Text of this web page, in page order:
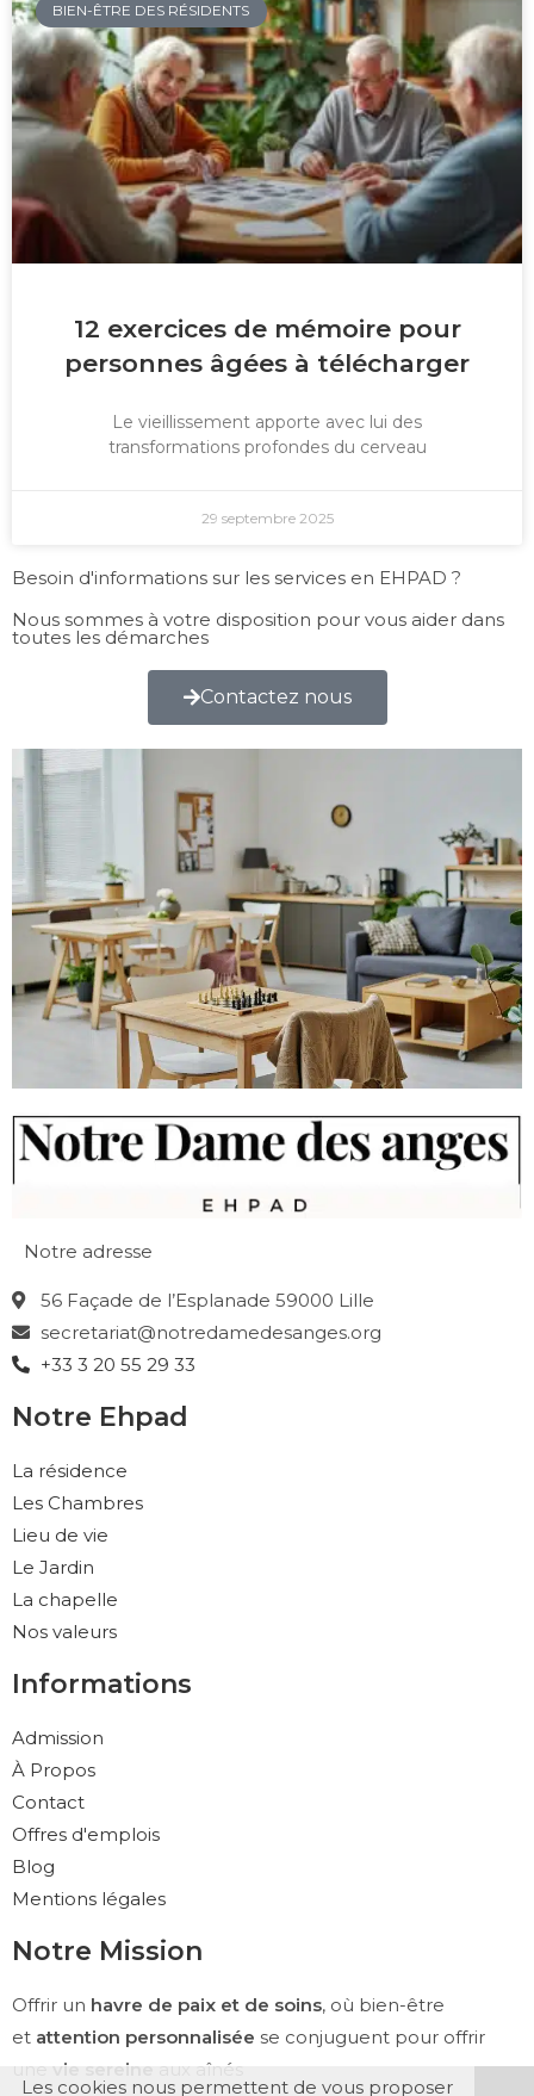
BIEN-ÊTRE DES RÉSIDENTS
12 exercices de mémoire pour
personnes âgées à télécharger
Le vieillissement apporte avec lui des
transformations profondes du cerveau
29 septembre 2025
Besoin d'informations sur les services en EHPAD ?
Nous sommes à votre disposition pour vous aider dans
toutes les démarches
Contactez nous
Notre adresse
56 Façade de l’Esplanade 59000 Lille
secretariat@notredamedesanges.org
+33 3 20 55 29 33
Notre Ehpad
La résidence
Les Chambres
Lieu de vie
Le Jardin
La chapelle
Nos valeurs
Informations
Admission
À Propos
Contact
Offres d'emplois
Blog
Mentions légales
Notre Mission
Offrir un havre de paix et de soins, où bien-être
et attention personnalisée se conjuguent pour offrir
une vie sereine aux aînés
Les cookies nous permettent de vous proposer